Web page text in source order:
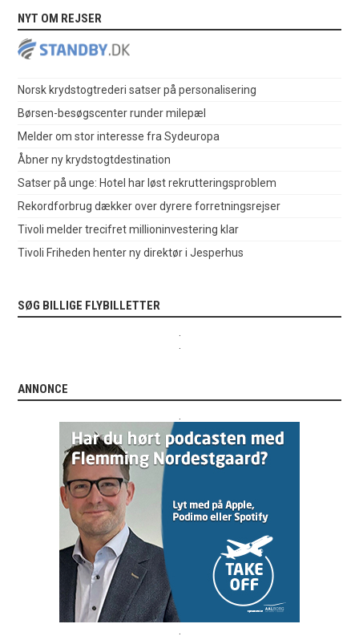
NYT OM REJSER
Norsk krydstogtrederi satser på personalisering
Børsen-besøgscenter runder milepæl
Melder om stor interesse fra Sydeuropa
Åbner ny krydstogtdestination
Satser på unge: Hotel har løst rekrutteringsproblem
Rekordforbrug dækker over dyrere forretningsrejser
Tivoli melder trecifret millioninvestering klar
Tivoli Friheden henter ny direktør i Jesperhus
SØG BILLIGE FLYBILLETTER
ANNONCE